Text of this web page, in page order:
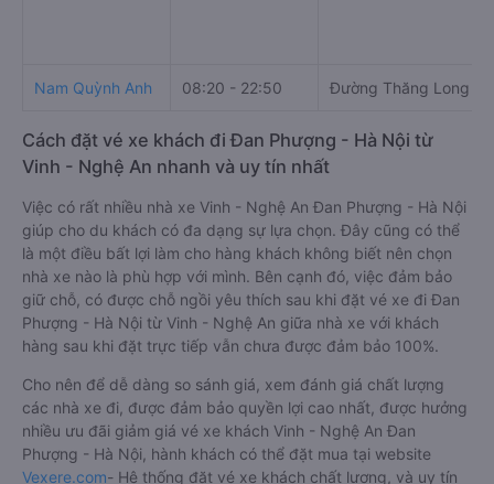
Nam Quỳnh Anh 08:20 - 22:50 Đường Thăng Long
Cách đặt vé xe khách đi Đan Phượng - Hà Nội từ
Vinh - Nghệ An nhanh và uy tín nhất
Việc có rất nhiều nhà xe Vinh - Nghệ An Đan Phượng - Hà Nội
giúp cho du khách có đa dạng sự lựa chọn. Đây cũng có thể
là một điều bất lợi làm cho hàng khách không biết nên chọn
nhà xe nào là phù hợp với mình. Bên cạnh đó, việc đảm bảo
giữ chỗ, có được chỗ ngồi yêu thích sau khi đặt vé xe đi Đan
Phượng - Hà Nội từ Vinh - Nghệ An giữa nhà xe với khách
hàng sau khi đặt trực tiếp vẫn chưa được đảm bảo 100%.
Cho nên để dễ dàng so sánh giá, xem đánh giá chất lượng
các nhà xe đi, được đảm bảo quyền lợi cao nhất, được hưởng
nhiều ưu đãi giảm giá vé xe khách Vinh - Nghệ An Đan
Phượng - Hà Nội, hành khách có thể đặt mua tại website
Vexere.com- Hệ thống đặt vé xe khách chất lượng, và uy tín